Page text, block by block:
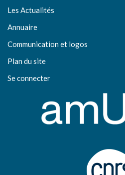
Les Actualités
Annuaire
Communication et logos
Plan du site
Se connecter